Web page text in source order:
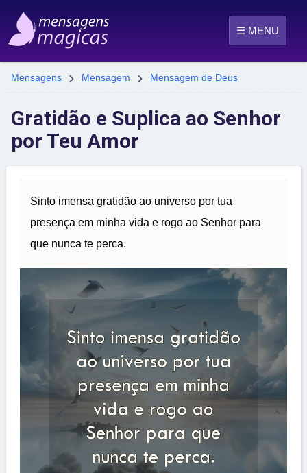
☰ MENU
Mensagens  Mensagem  Mensagem de Deus
Gratidão e Suplica ao Senhor
por Teu Amor
Sinto imensa gratidão ao universo por tua
presença em minha vida e rogo ao Senhor para
que nunca te perca.